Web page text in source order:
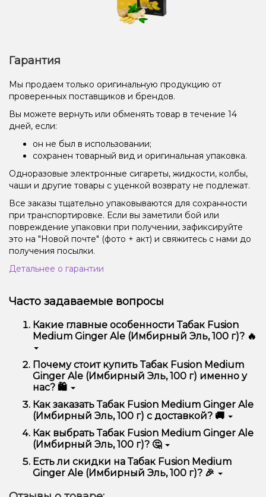
Гарантия
Мы продаем только оригинальную продукцию от
проверенных поставщиков и брендов.
Вы можете вернуть или обменять товар в течение 14
дней, если:
он не был в использовании;
сохранен товарный вид и оригинальная упаковка.
Одноразовые электронные сигареты, жидкости, колбы,
чаши и другие товары с уценкой возврату не подлежат.
Все заказы тщательно упаковываются для сохранности
при транспортировке. Если вы заметили бой или
повреждение упаковки при получении, зафиксируйте
это на "Новой почте" (фото + акт) и свяжитесь с нами до
получения посылки.
Детальнее о гарантии
Часто задаваемые вопросы
Какие главные особенности Табак Fusion
Medium Ginger Ale (Имбирный Эль, 100 г)? 🔥
Табак Fusion Medium Ginger Ale (Имбирный Эль,
100 г) отличается высоким качеством, удобством
использования и надежностью.
Почему стоит купить Табак Fusion Medium
Ginger Ale (Имбирный Эль, 100 г) именно у
нас? 🛍️
Мы предлагаем только оригинальную продукцию,
широкий ассортимент, выгодные цены и быструю
доставку. Кроме того, у нас регулярные акции и
скидки для клиентов!
Как заказать Табак Fusion Medium Ginger Ale
(Имбирный Эль, 100 г) с доставкой? 🚚
Оформить заказ можно в несколько кликов:
Добавьте Табак Fusion Medium Ginger Ale
(Имбирный Эль, 100 г) в корзину.
Перейдите к оформлению заказа.
доставки.
Как выбрать Табак Fusion Medium Ginger Ale
(Имбирный Эль, 100 г)? 🤔
Выбор зависит от ваших предпочтений – например,
если это кальян, учитывайте размер, материал и тип
чаши, если вейп – мощность и вкус. Наши
Есть ли скидки на Табак Fusion Medium
Ginger Ale (Имбирный Эль, 100 г)? 🎉